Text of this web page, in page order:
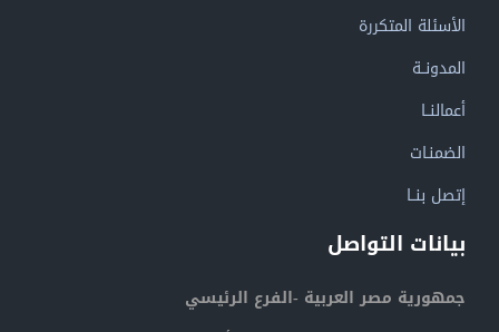
الأسئلة المتكررة
المدونــة
أعمالنــا
الضمنـات
إتصل بنــا
بيانات التواصل
جمهورية مصر العربية -الفرع الرئيسي